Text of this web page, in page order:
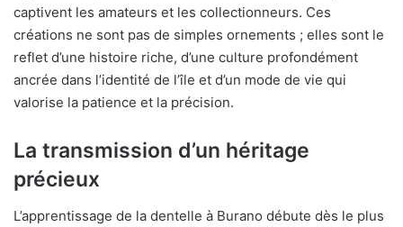
captivent les amateurs et les collectionneurs. Ces
créations ne sont pas de simples ornements ; elles sont le
reflet d’une histoire riche, d’une culture profondément
ancrée dans l’identité de l’île et d’un mode de vie qui
valorise la patience et la précision.
La transmission d’un héritage
précieux
L’apprentissage de la dentelle à Burano débute dès le plus